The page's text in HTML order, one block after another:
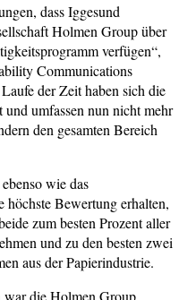
dass Iggesund
Holmen Group über
verfügen“,
Communications
der Zeit haben sich die
umfassen nun nicht mehr
den gesamten Bereich
wie das
Bewertung erhalten,
zum besten Prozent aller
und zu den besten zwei
aus der Papierindustrie.
war die Holmen Group